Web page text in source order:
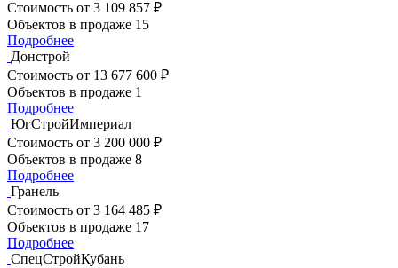
Стоимость от 3 109 857 ₽
Объектов в продаже 15
Подробнее
Донстрой
Стоимость от 13 677 600 ₽
Объектов в продаже 1
Подробнее
ЮгСтройИмпериал
Стоимость от 3 200 000 ₽
Объектов в продаже 8
Подробнее
Гранель
Стоимость от 3 164 485 ₽
Объектов в продаже 17
Подробнее
СпецСтройКубань